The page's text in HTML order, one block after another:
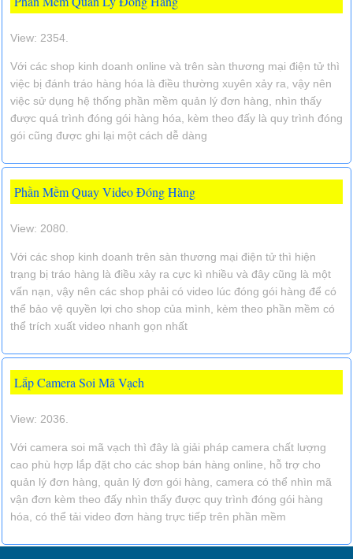
View: 2354.
Với các shop kinh doanh online và trên sàn thương mại điện tử thì
việc bị đánh tráo hàng hóa là điều thường xuyên xảy ra, vậy nên
việc sử dụng hệ thống phần mềm quản lý đơn hàng, nhìn thấy
được quá trình đóng gói hàng hóa, kèm theo đấy là quy trình đóng
gói cũng được ghi lại một cách dễ dàng
Phần Mềm Quay Video Đóng Hàng
View: 2080.
Với các shop kinh doanh trên sàn thương mại điện tử thì hiện
trạng bị tráo hàng là điều xảy ra cực kì nhiều và đây cũng là một
vấn nạn, vậy nên các shop phải có video lúc đóng gói hàng để có
thể bảo vệ quyền lợi cho shop của mình, kèm theo phần mềm có
thể trích xuất video nhanh gọn nhất
Lắp Camera Soi Mã Vạch
View: 2036.
Với camera soi mã vạch thì đây là giải pháp camera chất lượng
cao phù hợp lắp đặt cho các shop bán hàng online, hỗ trợ cho
quản lý đơn hàng, quản lý đơn gói hàng, camera có thể nhìn mã
vận đơn kèm theo đấy nhìn thấy được quy trình đóng gói hàng
hóa, có thể tải video đơn hàng trực tiếp trên phần mềm